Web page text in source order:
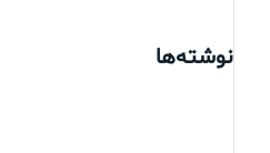
نوشته‌ها